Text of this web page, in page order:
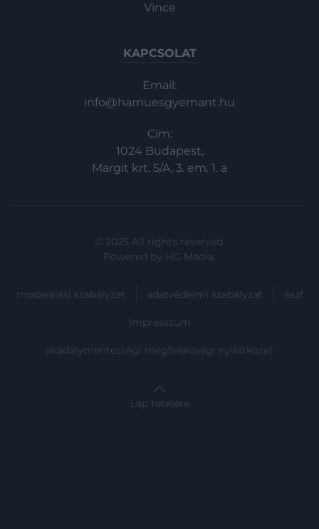
Vince
KAPCSOLAT
Email:
info@hamuesgyemant.hu
Cím:
1024 Budapest,
Margit krt. 5/A, 3. em. 1. a
© 2025 All rights reserved.
Powered by HG Media.
moderálási szabályzat adatvédelmi szabályzat ászf
impresszum
akadálymentességi megfelelőségi nyilatkozat
Lap tetejére